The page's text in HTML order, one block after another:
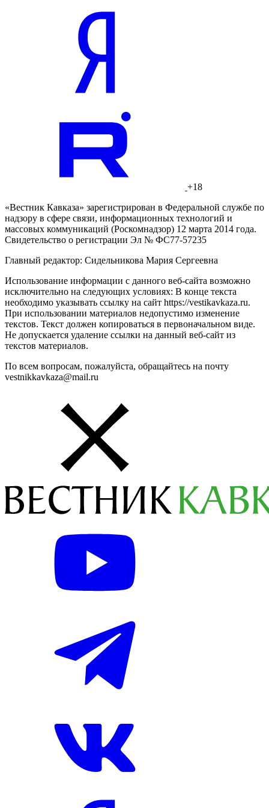
+18
«Вестник Кавказа» зарегистрирован в Федеральной службе по
надзору в сфере связи, информационных технологий и
массовых коммуникаций (Роскомнадзор) 12 марта 2014 года.
Свидетельство о регистрации Эл № ФС77-57235
Главный редактор: Сидельникова Мария Сергеевна
Использование информации с данного веб-сайта возможно
исключительно на следующих условиях: В конце текста
необходимо указывать ссылку на сайт https://vestikavkaza.ru.
При использовании материалов недопустимо изменение
текстов. Текст должен копироваться в первоначальном виде.
Не допускается удаление ссылки на данный веб-сайт из
текстов материалов.
По всем вопросам, пожалуйста, обращайтесь на почту
vestnikkavkaza@mail.ru